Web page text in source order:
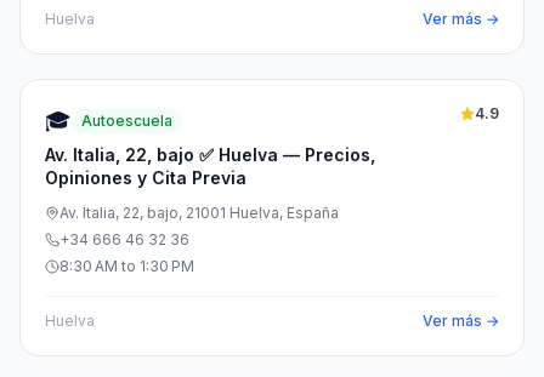
Huelva Ver más →
🎓 Autoescuela
Av. Italia, 22, bajo ✅ Huelva — Precios,
Opiniones y Cita Previa
4.9
Av. Italia, 22, bajo, 21001 Huelva, España
+34 666 46 32 36
8:30 AM to 1:30 PM
Huelva Ver más →